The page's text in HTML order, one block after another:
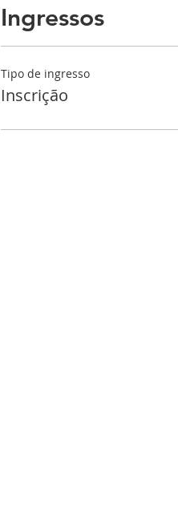
Ingressos
Tipo de ingresso
Inscrição